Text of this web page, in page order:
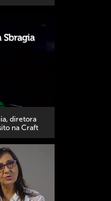
diretora
na Craft